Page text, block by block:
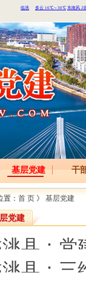
基层党建 干
置： 首 页 》 基层党建
党建
县：党
县：三